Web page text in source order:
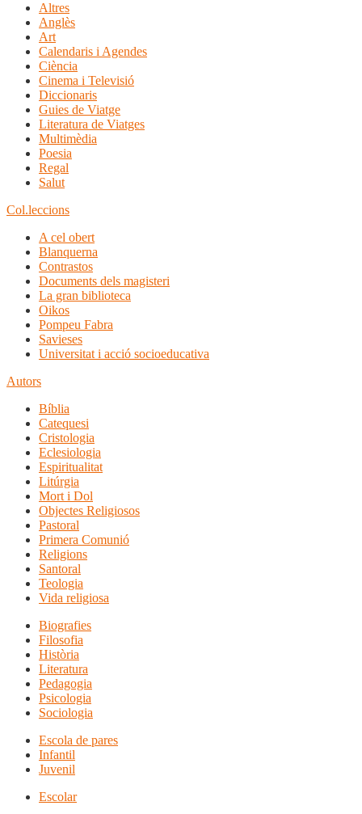
Altres
Anglès
Art
Calendaris i Agendes
Ciència
Cinema i Televisió
Diccionaris
Guies de Viatge
Literatura de Viatges
Multimèdia
Poesia
Regal
Salut
Col.leccions
A cel obert
Blanquerna
Contrastos
Documents dels magisteri
La gran biblioteca
Oikos
Pompeu Fabra
Savieses
Universitat i acció socioeducativa
Autors
Bíblia
Catequesi
Cristologia
Eclesiologia
Espiritualitat
Litúrgia
Mort i Dol
Objectes Religiosos
Pastoral
Primera Comunió
Religions
Santoral
Teologia
Vida religiosa
Biografies
Filosofia
Història
Literatura
Pedagogia
Psicologia
Sociologia
Escola de pares
Infantil
Juvenil
Escolar